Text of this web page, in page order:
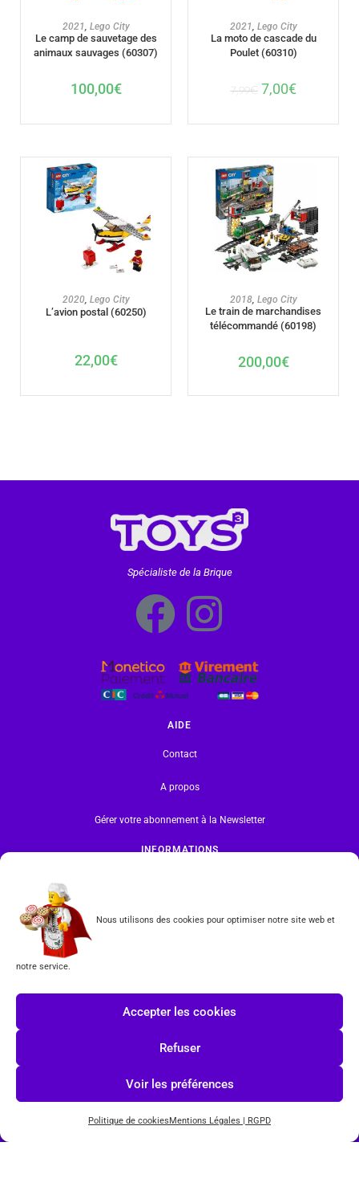
Nous utilisons des cookies pour optimiser notre site web et
notre service.
Accepter les cookies
Refuser
Voir les préférences
Politique de cookiesMentions Légales | RGPD
AJOUTER AU PANIER
2021, Lego City
Le camp de sauvetage des
animaux sauvages (60307)
100,00€
AJOUTER AU PANIER
2021, Lego City
La moto de cascade du
Poulet (60310)
7,99€ 7,00€
AJOUTER AU PANIER
2020, Lego City
L’avion postal (60250)
22,00€
AJOUTER AU PANIER
2018, Lego City
Le train de marchandises
télécommandé (60198)
200,00€
Spécialiste de la Brique
AIDE
Contact
A propos
Gérer votre abonnement à la Newsletter
INFORMATIONS
marque déposée par The LEGO Group. Les propriétaires des marques respectives citées sur le site
en restent les propriétaires. Tous droits réservés.
INSCRIPTION À LA NEWSLETTER